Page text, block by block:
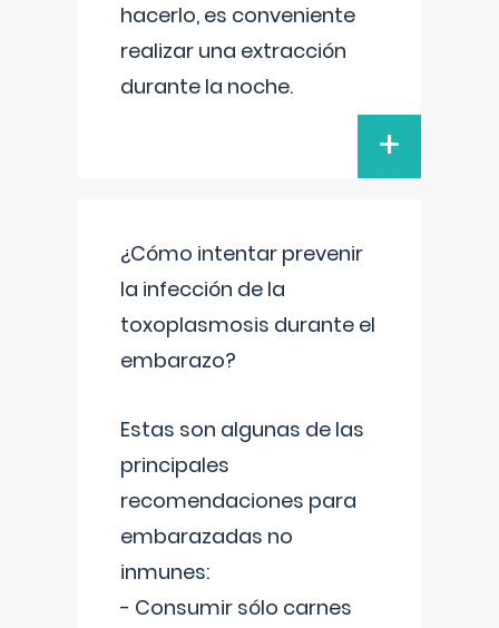
hacerlo, es conveniente
realizar una extracción
durante la noche.
+
¿Cómo intentar prevenir
la infección de la
toxoplasmosis durante el
embarazo?
Estas son algunas de las
principales
recomendaciones para
embarazadas no
inmunes:
- Consumir sólo carnes